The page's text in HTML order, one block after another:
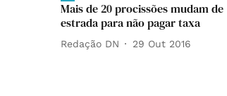
Mais de 20 procissões mudam de
estrada para não pagar taxa
Redação DN 29 Out 2016